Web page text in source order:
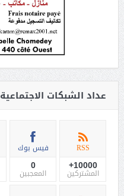
عداد الشبكات الاجتماعية
RSS
10000+
المشتركين
فيس بوك
0
المعجبين